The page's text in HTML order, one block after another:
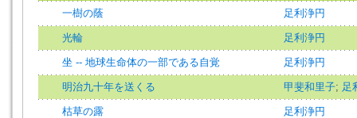
一樹の蔭 足利浄円
光輪 足利浄円
坐 -- 地球生命体の一部である自覚 足利浄円
明治九十年を送くる 甲斐和里子; 足
枯草の露 足利浄円